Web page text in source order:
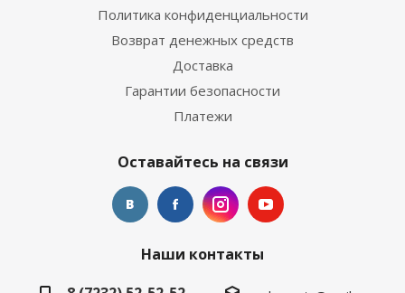
Политика конфиденциальности
Возврат денежных средств
Доставка
Гарантии безопасности
Платежи
Оставайтесь на связи
Наши контакты